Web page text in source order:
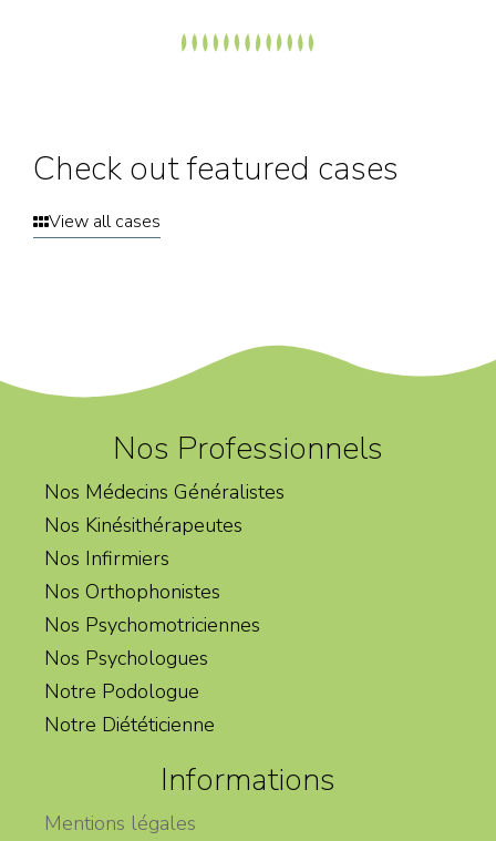
Check out featured cases
View all cases
Nos Professionnels
Nos Médecins Généralistes
Nos Kinésithérapeutes
Nos Infirmiers
Nos Orthophonistes
Nos Psychomotriciennes
Nos Psychologues
Notre Podologue
Notre Diététicienne
Informations
Mentions légales